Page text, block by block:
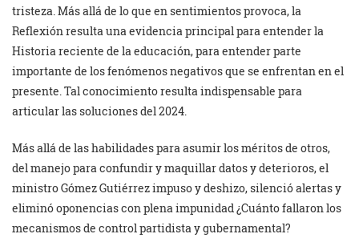
tristeza. Más allá de lo que en sentimientos provoca, la
Reflexión resulta una evidencia principal para entender la
Historia reciente de la educación, para entender parte
importante de los fenómenos negativos que se enfrentan en el
presente. Tal conocimiento resulta indispensable para
articular las soluciones del 2024.
Más allá de las habilidades para asumir los méritos de otros,
del manejo para confundir y maquillar datos y deterioros, el
ministro Gómez Gutiérrez impuso y deshizo, silenció alertas y
eliminó oponencias con plena impunidad ¿Cuánto fallaron los
mecanismos de control partidista y gubernamental?